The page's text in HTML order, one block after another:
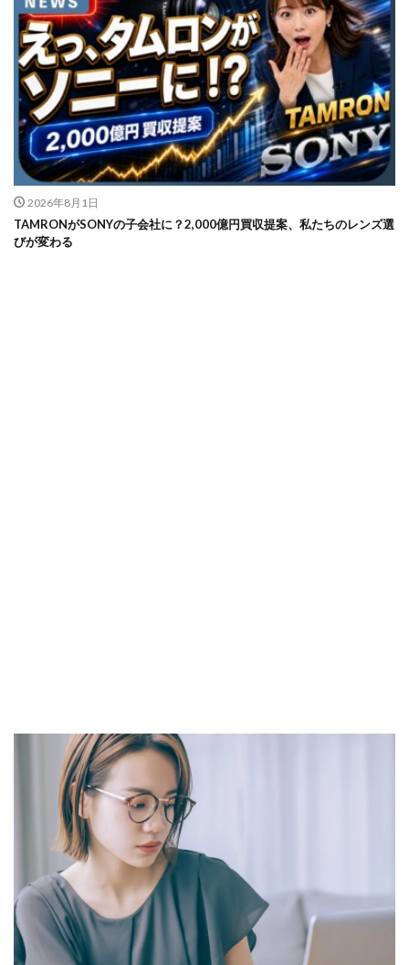
2026年8月1日
TAMRONがSONYの子会社に？2,000億円買収提案、私たちのレンズ選
びが変わる